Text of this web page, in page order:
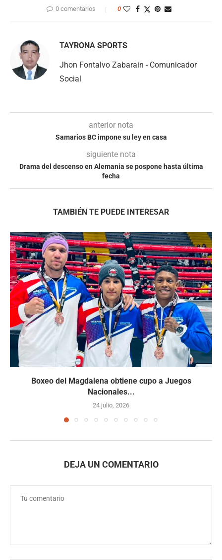
0 comentarios 0
TAYRONA SPORTS
Jhon Fontalvo Zabarain - Comunicador
Social
anterior nota
Samarios BC impone su ley en casa
siguiente nota
Drama del descenso en Alemania se pospone hasta última
fecha
TAMBIÉN TE PUEDE INTERESAR
Boxeo del Magdalena obtiene cupo a Juegos
Nacionales...
24 julio, 2026
DEJA UN COMENTARIO